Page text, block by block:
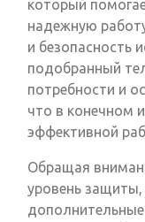
который
надежную
и безопасность
подобранный
потребности и
что в конечном
эффективной
Обращая
уровень